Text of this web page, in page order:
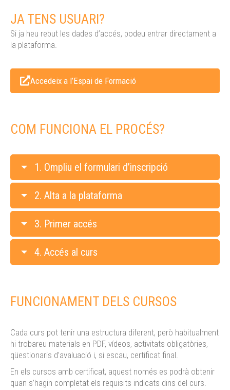
JA TENS USUARI?
Si ja heu rebut les dades d’accés, podeu entrar directament a
la plataforma.
Accedeix a l’Espai de Formació
COM FUNCIONA EL PROCÉS?
1. Ompliu el formulari d’inscripció
2. Alta a la plataforma
3. Primer accés
4. Accés al curs
FUNCIONAMENT DELS CURSOS
Cada curs pot tenir una estructura diferent, però habitualment
hi trobareu materials en PDF, vídeos, activitats obligatòries,
qüestionaris d’avaluació i, si escau, certificat final.
En els cursos amb certificat, aquest només es podrà obtenir
quan s’hagin completat els requisits indicats dins del curs.